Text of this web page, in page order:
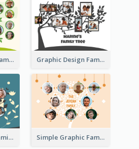
Simple Cartoon Family Tree Graphic Design Family Tree
Graphic Scene Family Tree Simple Graphic Family Tree